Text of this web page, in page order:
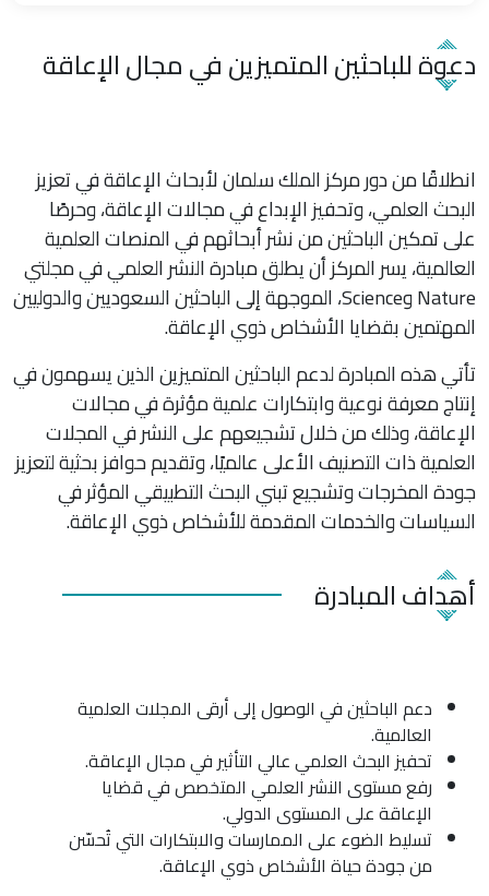
دعوة للباحثين المتميزين في مجال الإعاقة
انطلاقًا من دور مركز الملك سلمان لأبحاث الإعاقة في تعزيز
البحث العلمي، وتحفيز الإبداع في مجالات الإعاقة، وحرصًا
على تمكين الباحثين من نشر أبحاثهم في المنصات العلمية
العالمية، يسر المركز أن يطلق مبادرة النشر العلمي في مجلتي
Nature وScience، الموجهة إلى الباحثين السعوديين والدوليين
المهتمين بقضايا الأشخاص ذوي الإعاقة.
تأتي هذه المبادرة لدعم الباحثين المتميزين الذين يسهمون في
إنتاج معرفة نوعية وابتكارات علمية مؤثرة في مجالات
الإعاقة، وذلك من خلال تشجيعهم على النشر في المجلات
العلمية ذات التصنيف الأعلى عالميًا، وتقديم حوافز بحثية لتعزيز
جودة المخرجات وتشجيع تبني البحث التطبيقي المؤثر في
السياسات والخدمات المقدمة للأشخاص ذوي الإعاقة.
أهداف المبادرة
دعم الباحثين في الوصول إلى أرقى المجلات العلمية
العالمية.
تحفيز البحث العلمي عالي التأثير في مجال الإعاقة.
رفع مستوى النشر العلمي المتخصص في قضايا
الإعاقة على المستوى الدولي.
تسليط الضوء على الممارسات والابتكارات التي تُحسّن
من جودة حياة الأشخاص ذوي الإعاقة.